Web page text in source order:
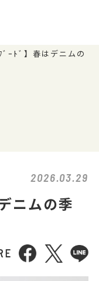
ﾞｰﾄﾞ】春はデニムの
2026.03.29
ニムの季